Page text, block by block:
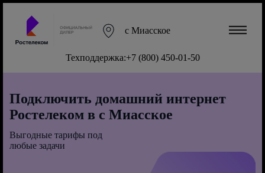
с Миасское
Техподдержка:+7 (800) 450-01-50
Подключить домашний интернет
Ростелеком в с Миасское
Выгодные тарифы под
любые задачи